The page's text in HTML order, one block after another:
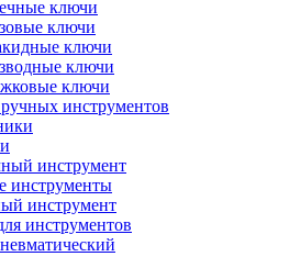
ключи
ключи
ключи
ключи
ключи
инструментов
инструмент
инструменты
инструмент
инструментов